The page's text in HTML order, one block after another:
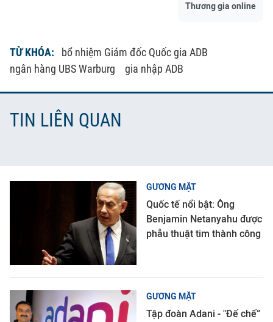
Thương gia online
TỪ KHÓA:
bổ nhiệm Giám đốc Quốc gia ADB
ngân hàng UBS Warburg
gia nhập ADB
TIN LIÊN QUAN
GƯƠNG MẶT
Quốc tế nổi bật: Ông
Benjamin Netanyahu được
phẫu thuật tim thành công
GƯƠNG MẶT
Tập đoàn Adani - "Đế chế”